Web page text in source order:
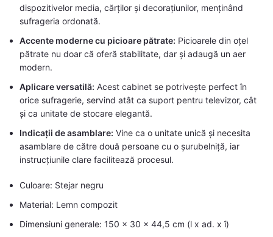
dispozitivelor media, cărților și decorațiunilor, menținând
sufrageria ordonată.
Accente moderne cu picioare pătrate: Picioarele din oțel
pătrate nu doar că oferă stabilitate, dar și adaugă un aer
modern.
Aplicare versatilă: Acest cabinet se potrivește perfect în
orice sufragerie, servind atât ca suport pentru televizor, cât
și ca unitate de stocare elegantă.
Indicații de asamblare: Vine ca o unitate unică și necesita
asamblare de către două persoane cu o șurubelniță, iar
instrucțiunile clare facilitează procesul.
Culoare: Stejar negru
Material: Lemn compozit
Dimensiuni generale: 150 x 30 x 44,5 cm (l x ad. x î)